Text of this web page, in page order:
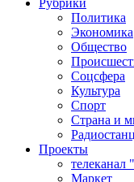
Рубрики
Политика
Экономика
Общество
Соцсфера
Культура
Спорт
Страна и
Проекты
Маркет